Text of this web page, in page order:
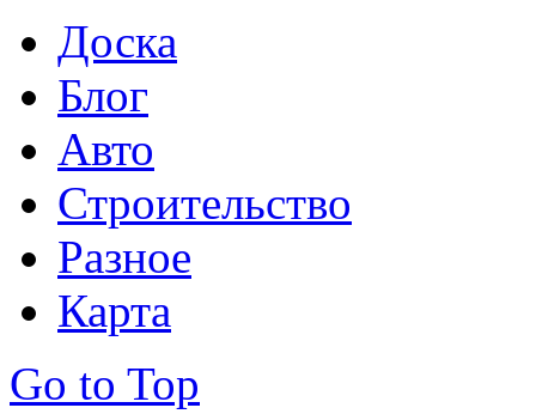
Доска
Блог
Авто
Строительство
Разное
Карта
Go to Top